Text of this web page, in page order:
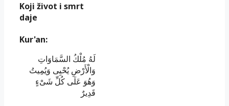
Koji život i smrt
daje
Kur'an:
لَهُ مُلْكُ السَّمَاوَاتِ
وَالْأَرْ‌ضِ يُحْيِى وَيُمِيتُ
وَهُوَ عَلَى كُلِّ شَىْءٍ
قَدِيرٌ‌